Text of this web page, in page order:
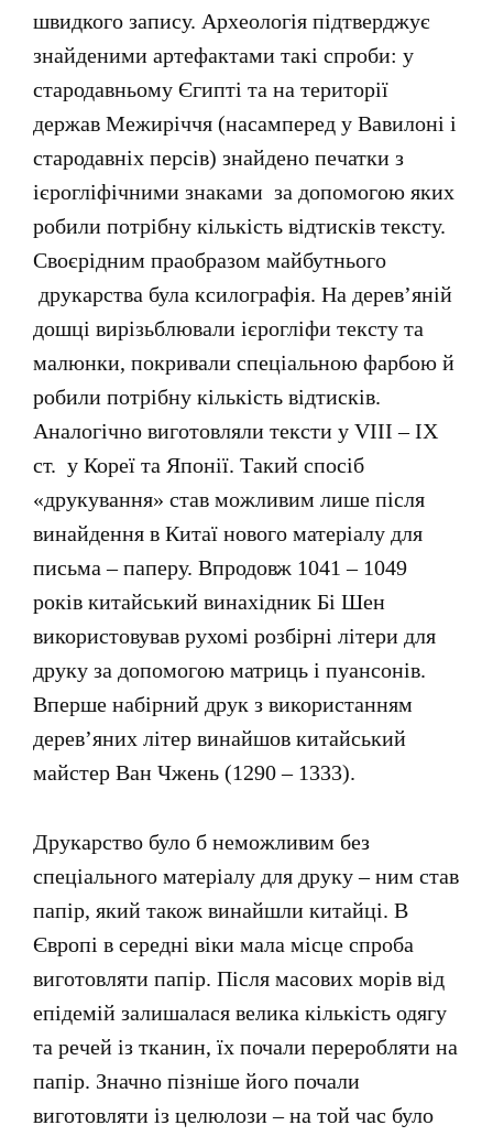
швидкого запису. Археологія підтверджує
знайденими артефактами такі спроби: у
стародавньому Єгипті та на території
держав Межиріччя (насамперед у Вавилоні і
стародавніх персів) знайдено печатки з
ієрогліфічними знаками за допомогою яких
робили потрібну кількість відтисків тексту.
Своєрідним праобразом майбутнього
друкарства була ксилографія. На дерев’яній
дошці вирізьблювали ієрогліфи тексту та
малюнки, покривали спеціальною фарбою й
робили потрібну кількість відтисків.
Аналогічно виготовляли тексти у VIII – ІХ
ст. у Кореї та Японії. Такий спосіб
«друкування» став можливим лише після
винайдення в Китаї нового матеріалу для
письма – паперу. Впродовж 1041 – 1049
років китайський винахідник Бі Шен
використовував рухомі розбірні літери для
друку за допомогою матриць і пуансонів.
Вперше набірний друк з використанням
дерев’яних літер винайшов китайський
майстер Ван Чжень (1290 – 1333).
Друкарство було б неможливим без
спеціального матеріалу для друку – ним став
папір, який також винайшли китайці. В
Європі в середні віки мала місце спроба
виготовляти папір. Після масових морів від
епідемій залишалася велика кількість одягу
та речей із тканин, їх почали переробляти на
папір. Значно пізніше його почали
виготовляти із целюлози – на той час було